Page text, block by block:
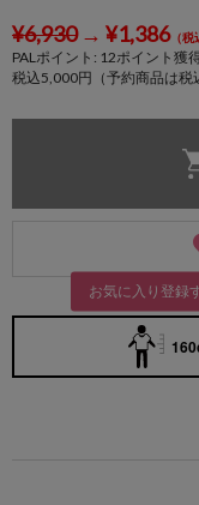
¥6,930→ ¥1,386（税
PALポイント: 12ポイント獲
税込5,000円（予約商品は
お気に入り登録